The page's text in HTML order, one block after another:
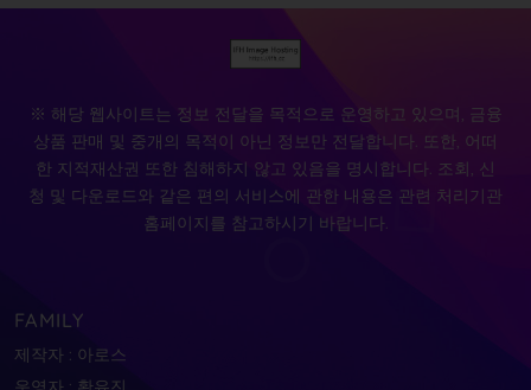
※ 해당 웹사이트는 정보 전달을 목적으로 운영하고 있으며, 금융
상품 판매 및 중개의 목적이 아닌 정보만 전달합니다. 또한, 어떠
한 지적재산권 또한 침해하지 않고 있음을 명시합니다. 조회, 신
청 및 다운로드와 같은 편의 서비스에 관한 내용은 관련 처리기관
홈페이지를 참고하시기 바랍니다.
FAMILY
제작자 : 아로스